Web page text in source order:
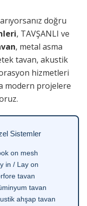
doğru
, TAVŞANLI ve
, metal asma
tavan, akustik
hizmetleri
modern projelere
Sistemler
on mesh
in / Lay on
tavan
tavan
ahşap tavan